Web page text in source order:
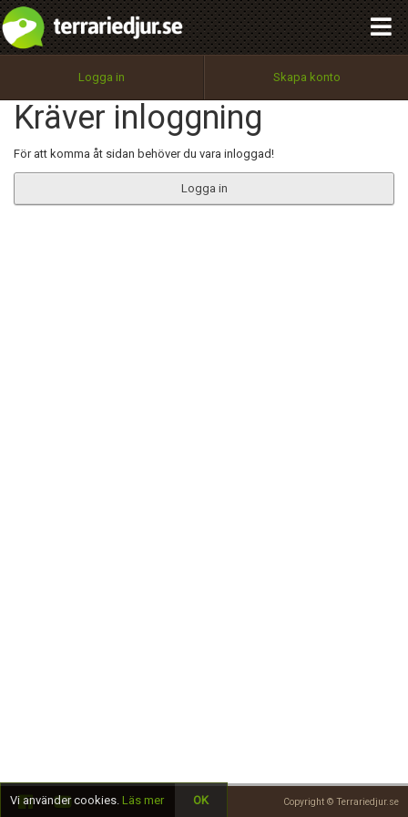
Logga in Skapa konto
Kräver inloggning
För att komma åt sidan behöver du vara inloggad!
Logga in
Copyright © Terrariedjur.se
Utför
100%
OK
integritetspolicy
Namn:
Epost:
Begär nytt lösenord
Tillbaka till förstasidan
Vi använder cookies. Läs mer OK